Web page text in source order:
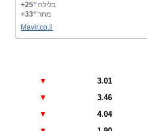
בלילה +25°
מחר +33°
Mavir.co.il
3.01
▼
3.46
▼
4.04
▼